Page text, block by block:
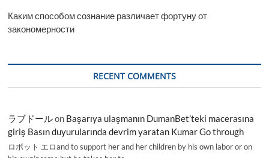
Каким способом сознание различает фортуну от
закономерности
RECENT COMMENTS
ラブドールon Başarıya ulaşmanın DumanBet’teki macerasına
giriş Basın duyurularında devrim yaratan Kumar Go through
ロボット エロand to support her and her children by his own labor or on